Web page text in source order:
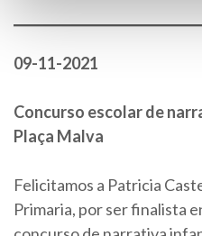
09-11-2021
Concurso escolar de
Plaça Malva
Felicitamos a Patricia
Primaria, por ser finalista